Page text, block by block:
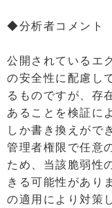
◆分析者コメント
公開されているエ
の安全性に配慮し
るものですが、存
あることを検証に
しか書き換えがで
管理者権限で任意
ため、当該脆弱性
きる可能性があり
の適用により対策